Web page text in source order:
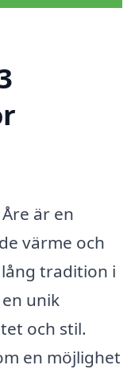
är en
värme och
tradition i
unik
och stil.
en möjlighet